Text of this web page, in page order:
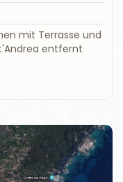
mit Terrasse und
entfernt